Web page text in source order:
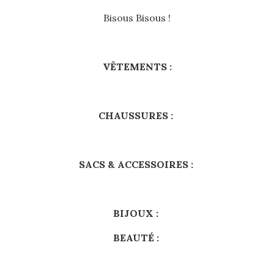
Bisous Bisous !
VÊTEMENTS :
CHAUSSURES :
SACS & ACCESSOIRES :
BIJOUX :
BEAUTÉ :